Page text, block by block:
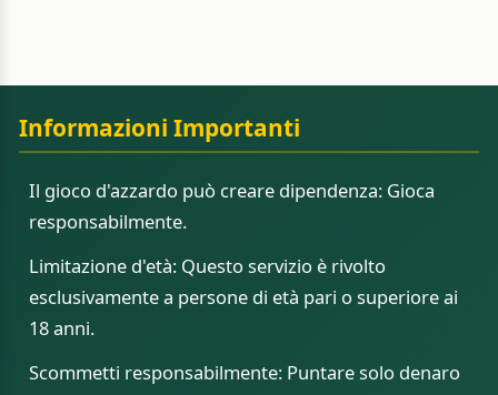
Informazioni Importanti
Il gioco d'azzardo può creare dipendenza: Gioca
responsabilmente.
Limitazione d'età: Questo servizio è rivolto
esclusivamente a persone di età pari o superiore ai
18 anni.
Scommetti responsabilmente: Puntare solo denaro